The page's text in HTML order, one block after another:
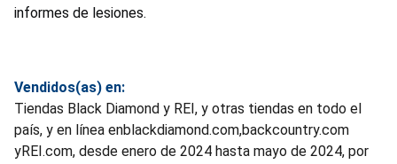
informes de lesiones.
Vendidos(as) en:
Tiendas Black Diamond y REI, y otras tiendas en todo el
país, y en línea enblackdiamond.com,backcountry.com
yREI.com, desde enero de 2024 hasta mayo de 2024, por